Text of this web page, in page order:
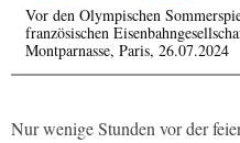
Vor den Olympischen
französischen
Montparnasse, Paris, 26.07.2024
Nur wenige Stunden vor der